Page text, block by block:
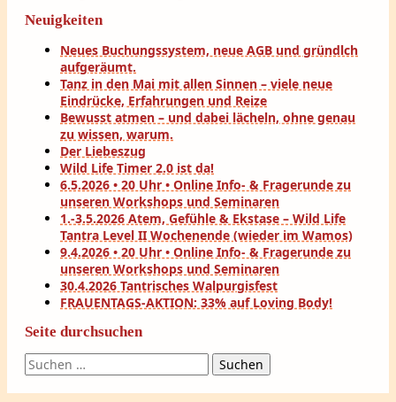
Neuigkeiten
Neues Buchungssystem, neue AGB und gründlch
aufgeräumt.
Tanz in den Mai mit allen Sinnen – viele neue
Eindrücke, Erfahrungen und Reize
Bewusst atmen – und dabei lächeln, ohne genau
zu wissen, warum.
Der Liebeszug
Wild Life Timer 2.0 ist da!
6.5.2026 • 20 Uhr • Online Info- & Fragerunde zu
unseren Workshops und Seminaren
1.-3.5.2026 Atem, Gefühle & Ekstase – Wild Life
Tantra Level II Wochenende (wieder im Wamos)
9.4.2026 • 20 Uhr • Online Info- & Fragerunde zu
unseren Workshops und Seminaren
30.4.2026 Tantrisches Walpurgisfest
FRAUENTAGS-AKTION: 33% auf Loving Body!
Seite durchsuchen
Suchen
nach: